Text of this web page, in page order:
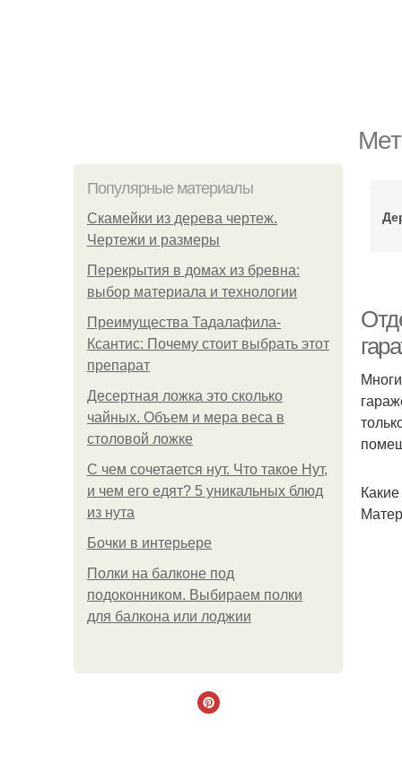
Популярные материалы
Скамейки из дерева чертеж.
Чертежи и размеры
Перекрытия в домах из бревна:
выбор материала и технологии
Преимущества Тадалафила-
Ксантис: Почему стоит выбрать этот
препарат
Десертная ложка это сколько
чайных. Объем и мера веса в
столовой ложке
С чем сочетается нут. Что такое Нут,
и чем его едят? 5 уникальных блюд
из нута
Бочки в интерьере
Полки на балконе под
подоконником. Выбираем полки
для балкона или лоджии